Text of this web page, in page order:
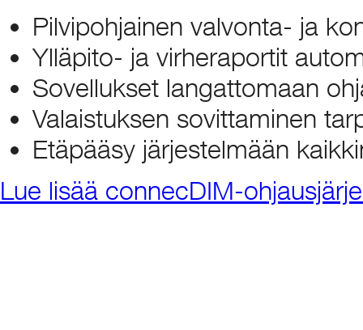
Pilvipohjainen valvonta- ja
Ylläpito- ja virheraportit
Sovellukset langattomaan
Valaistuksen sovittaminen
Etäpääsy järjestelmään
Lue lisää connecDIM-